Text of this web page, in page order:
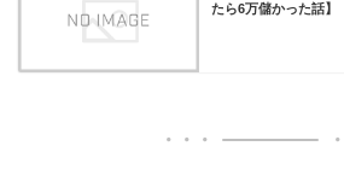
たら6万儲かった話】